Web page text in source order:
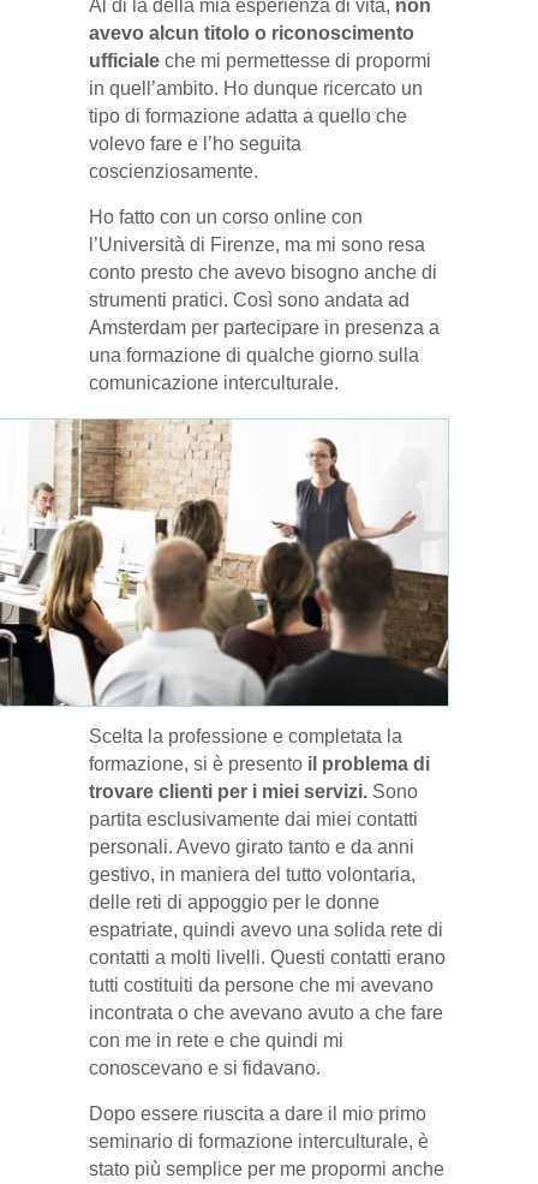
Al di là della mia esperienza di vita, non
avevo alcun titolo o riconoscimento
ufficiale che mi permettesse di propormi
in quell’ambito. Ho dunque ricercato un
tipo di formazione adatta a quello che
volevo fare e l’ho seguita
coscienziosamente.
Ho fatto con un corso online con
l’Università di Firenze, ma mi sono resa
conto presto che avevo bisogno anche di
strumenti pratici. Così sono andata ad
Amsterdam per partecipare in presenza a
una formazione di qualche giorno sulla
comunicazione interculturale.
Scelta la professione e completata la
formazione, si è presento il problema di
trovare clienti per i miei servizi. Sono
partita esclusivamente dai miei contatti
personali. Avevo girato tanto e da anni
gestivo, in maniera del tutto volontaria,
delle reti di appoggio per le donne
espatriate, quindi avevo una solida rete di
contatti a molti livelli. Questi contatti erano
tutti costituiti da persone che mi avevano
incontrata o che avevano avuto a che fare
con me in rete e che quindi mi
conoscevano e si fidavano.
Dopo essere riuscita a dare il mio primo
seminario di formazione interculturale, è
stato più semplice per me propormi anche